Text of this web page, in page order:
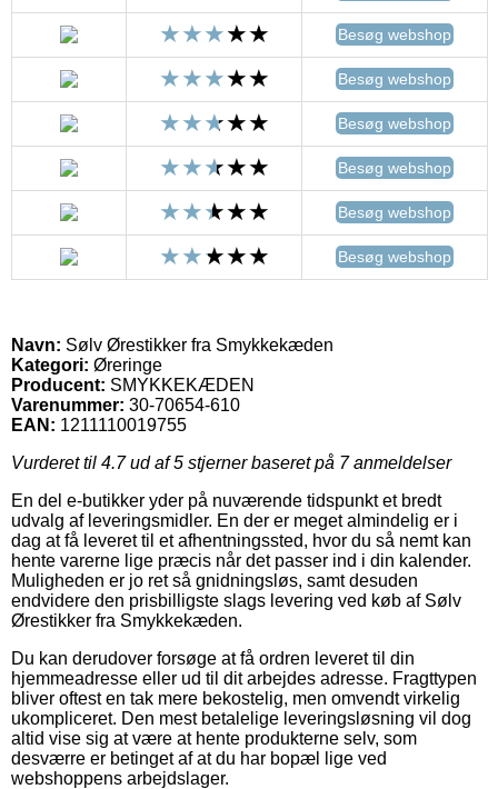
Besøg webshop
Besøg webshop
Besøg webshop
Besøg webshop
Besøg webshop
Besøg webshop
Navn: Sølv Ørestikker fra Smykkekæden
Kategori: Øreringe
Producent: SMYKKEKÆDEN
Varenummer: 30-70654-610
EAN: 1211110019755
Vurderet til 4.7ud af 5 stjerner baseret på 7anmeldelser
En del e-butikker yder på nuværende tidspunkt et bredt
udvalg af leveringsmidler. En der er meget almindelig er i
dag at få leveret til et afhentningssted, hvor du så nemt kan
hente varerne lige præcis når det passer ind i din kalender.
Muligheden er jo ret så gnidningsløs, samt desuden
endvidere den prisbilligste slags levering ved køb af Sølv
Ørestikker fra Smykkekæden.
Du kan derudover forsøge at få ordren leveret til din
hjemmeadresse eller ud til dit arbejdes adresse. Fragttypen
bliver oftest en tak mere bekostelig, men omvendt virkelig
ukompliceret. Den mest betalelige leveringsløsning vil dog
altid vise sig at være at hente produkterne selv, som
desværre er betinget af at du har bopæl lige ved
webshoppens arbejdslager.